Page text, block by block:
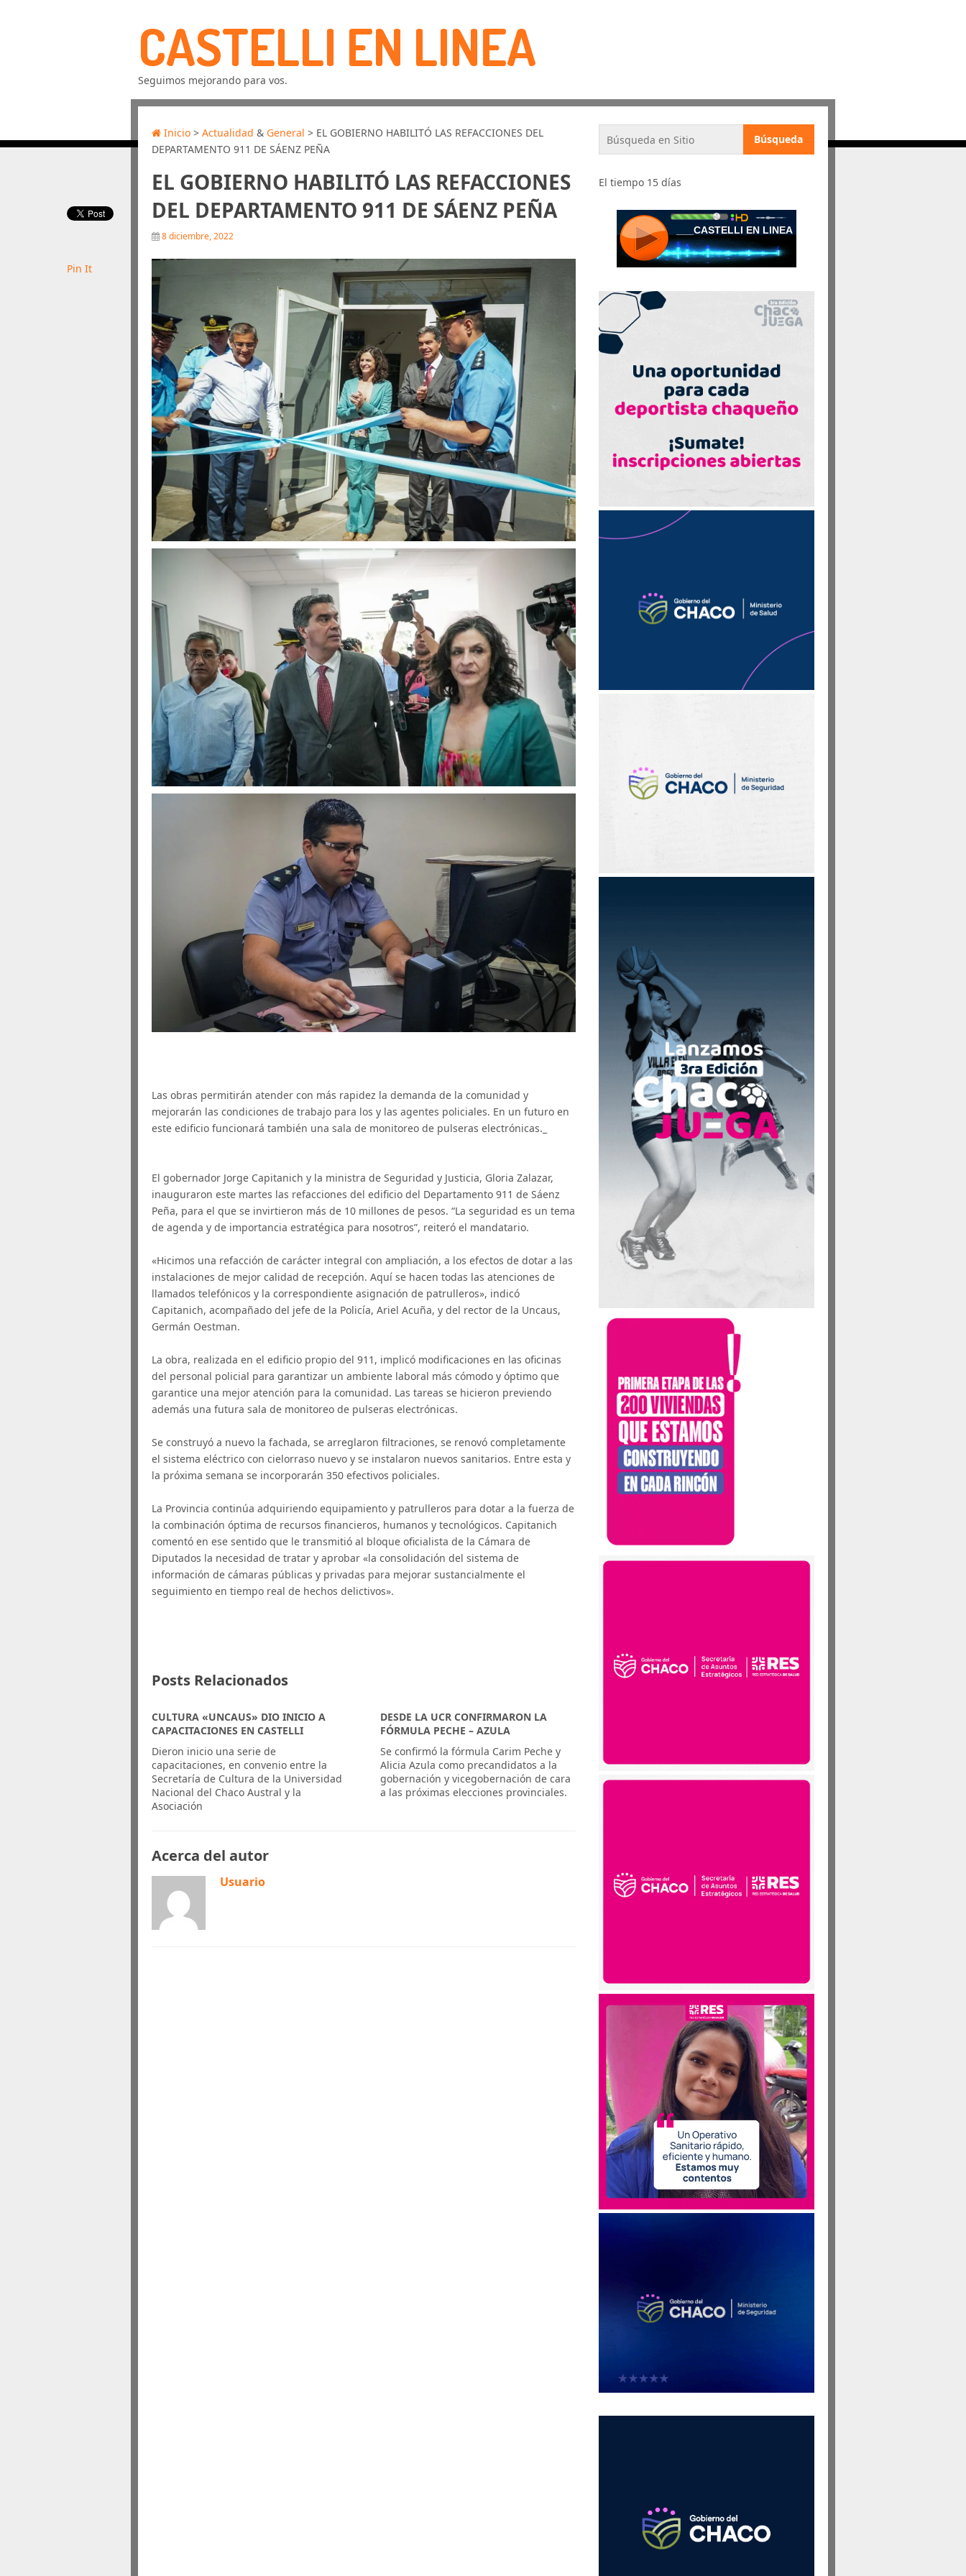
CASTELLI EN LINEA
Seguimos mejorando para vos.
Inicio >Actualidad & General > EL GOBIERNO HABILITÓ LAS REFACCIONES DEL
DEPARTAMENTO 911 DE SÁENZ PEÑA
EL GOBIERNO HABILITÓ LAS REFACCIONES
DEL DEPARTAMENTO 911 DE SÁENZ PEÑA
8 diciembre, 2022
Las obras permitirán atender con más rapidez la demanda de la comunidad y
mejorarán las condiciones de trabajo para los y las agentes policiales. En un futuro en
este edificio funcionará también una sala de monitoreo de pulseras electrónicas._
El gobernador Jorge Capitanich y la ministra de Seguridad y Justicia, Gloria Zalazar,
inauguraron este martes las refacciones del edificio del Departamento 911 de Sáenz
Peña, para el que se invirtieron más de 10 millones de pesos. “La seguridad es un tema
de agenda y de importancia estratégica para nosotros”, reiteró el mandatario.
«Hicimos una refacción de carácter integral con ampliación, a los efectos de dotar a las
instalaciones de mejor calidad de recepción. Aquí se hacen todas las atenciones de
llamados telefónicos y la correspondiente asignación de patrulleros», indicó
Capitanich, acompañado del jefe de la Policía, Ariel Acuña, y del rector de la Uncaus,
Germán Oestman.
La obra, realizada en el edificio propio del 911, implicó modificaciones en las oficinas
del personal policial para garantizar un ambiente laboral más cómodo y óptimo que
garantice una mejor atención para la comunidad. Las tareas se hicieron previendo
además una futura sala de monitoreo de pulseras electrónicas.
Se construyó a nuevo la fachada, se arreglaron filtraciones, se renovó completamente
el sistema eléctrico con cielorraso nuevo y se instalaron nuevos sanitarios. Entre esta y
la próxima semana se incorporarán 350 efectivos policiales.
La Provincia continúa adquiriendo equipamiento y patrulleros para dotar a la fuerza de
la combinación óptima de recursos financieros, humanos y tecnológicos. Capitanich
comentó en ese sentido que le transmitió al bloque oficialista de la Cámara de
Diputados la necesidad de tratar y aprobar «la consolidación del sistema de
información de cámaras públicas y privadas para mejorar sustancialmente el
seguimiento en tiempo real de hechos delictivos».
Pin It
Posts Relacionados
CULTURA «UNCAUS» DIO INICIO A
CAPACITACIONES EN CASTELLI
Dieron inicio una serie de
capacitaciones, en convenio entre la
Secretaría de Cultura de la Universidad
Nacional del Chaco Austral y la
Asociación
DESDE LA UCR CONFIRMARON LA
FÓRMULA PECHE – AZULA
Se confirmó la fórmula Carim Peche y
Alicia Azula como precandidatos a la
gobernación y vicegobernación de cara
a las próximas elecciones provinciales.
Acerca del autor
Usuario
El tiempo 15 días